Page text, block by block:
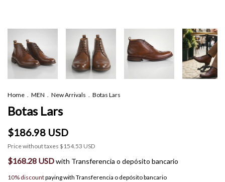
Home . MEN . New Arrivals . Botas Lars
Botas Lars
$186.98 USD
Price without taxes $154.53 USD
$168.28 USDwith Transferencia o depósito bancario
10% discountpaying with Transferencia o depósito bancario